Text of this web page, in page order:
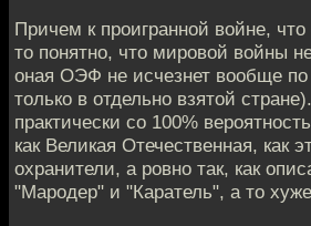
Причем к проигранной войне, что
то понятно, что мировой войны
оная ОЭФ не исчезнет вообще
только в отдельно взятой
практически со 100%
как Великая Отечественная, как
охранители, а ровно так, как
"Мародер" и "Каратель", а то